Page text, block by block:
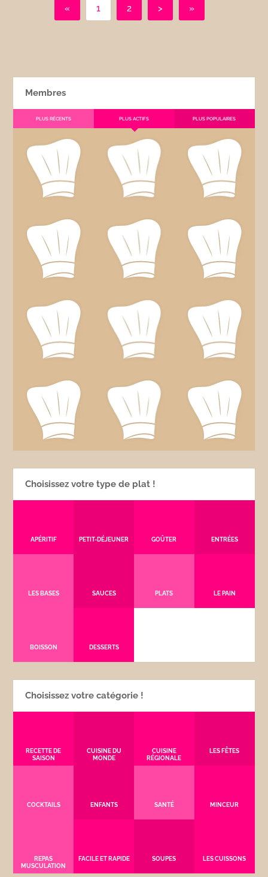
« 1 2 > »
Membres
PLUS RÉCENTS PLUS ACTIFS PLUS POPULAIRES
Choisissez votre type de plat !
APÉRITIF PETIT-DÉJEUNER GOÛTER ENTRÉES
LES BASES SAUCES PLATS LE PAIN
BOISSON DESSERTS
Choisissez votre catégorie !
RECETTE DE
SAISON
CUISINE DU
MONDE
CUISINE
RÉGIONALE
LES FÊTES
COCKTAILS ENFANTS SANTÉ MINCEUR
REPAS
MUSCULATION
FACILE ET RAPIDE SOUPES LES CUISSONS